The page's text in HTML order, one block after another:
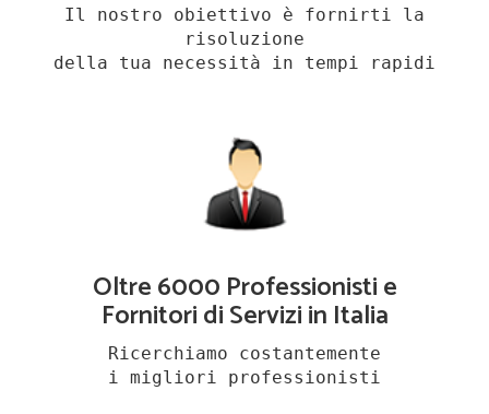
Il nostro obiettivo è fornirti la
risoluzione
della tua necessità in tempi rapidi
Oltre 6000 Professionisti e
Fornitori di Servizi in Italia
Ricerchiamo costantemente
i migliori professionisti